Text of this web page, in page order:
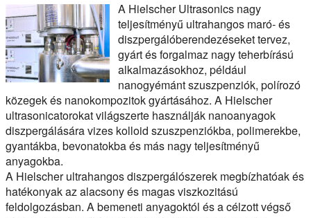
A Hielscher Ultrasonics nagy
teljesítményű ultrahangos maró- és
diszpergálóberendezéseket tervez,
gyárt és forgalmaz nagy teherbírású
alkalmazásokhoz, például
nanogyémánt szuszpenziók, polírozó
közegek és nanokompozitok gyártásához. A Hielscher
ultrasonicatorokat világszerte használják nanoanyagok
diszpergálására vizes kolloid szuszpenziókba, polimerekbe,
gyantákba, bevonatokba és más nagy teljesítményű
anyagokba.
A Hielscher ultrahangos diszpergálószerek megbízhatóak és
hatékonyak az alacsony és magas viszkozitású
feldolgozásban. A bemeneti anyagoktól és a célzott végső